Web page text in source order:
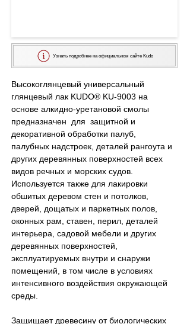
Узнать подробнее на официальном сайте Kudo
Высокоглянцевый универсальный
глянцевый лак KUDO® KU-9003 на
основе алкидно-уретановой смолы
предназначен  для  защитной и
декоративной обработки палуб,
палубных надстроек, деталей рангоута и
других деревянных поверхностей всех
видов речных и морских судов.
Используется также для лакировки
обшитых деревом стен и потолков,
дверей, дощатых и паркетных полов,
оконных рам, ставен, перил, деталей
интерьера, садовой мебели и других
деревянных поверхностей,
эксплуатируемых внутри и снаружи
помещений, в том числе в условиях
интенсивного воздействия окружающей
среды.
Защищает древесину от биологических